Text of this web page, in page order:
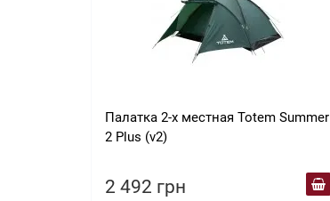
Палатка 2-х местная Totem Summer
2 Plus (v2)
2 492 грн